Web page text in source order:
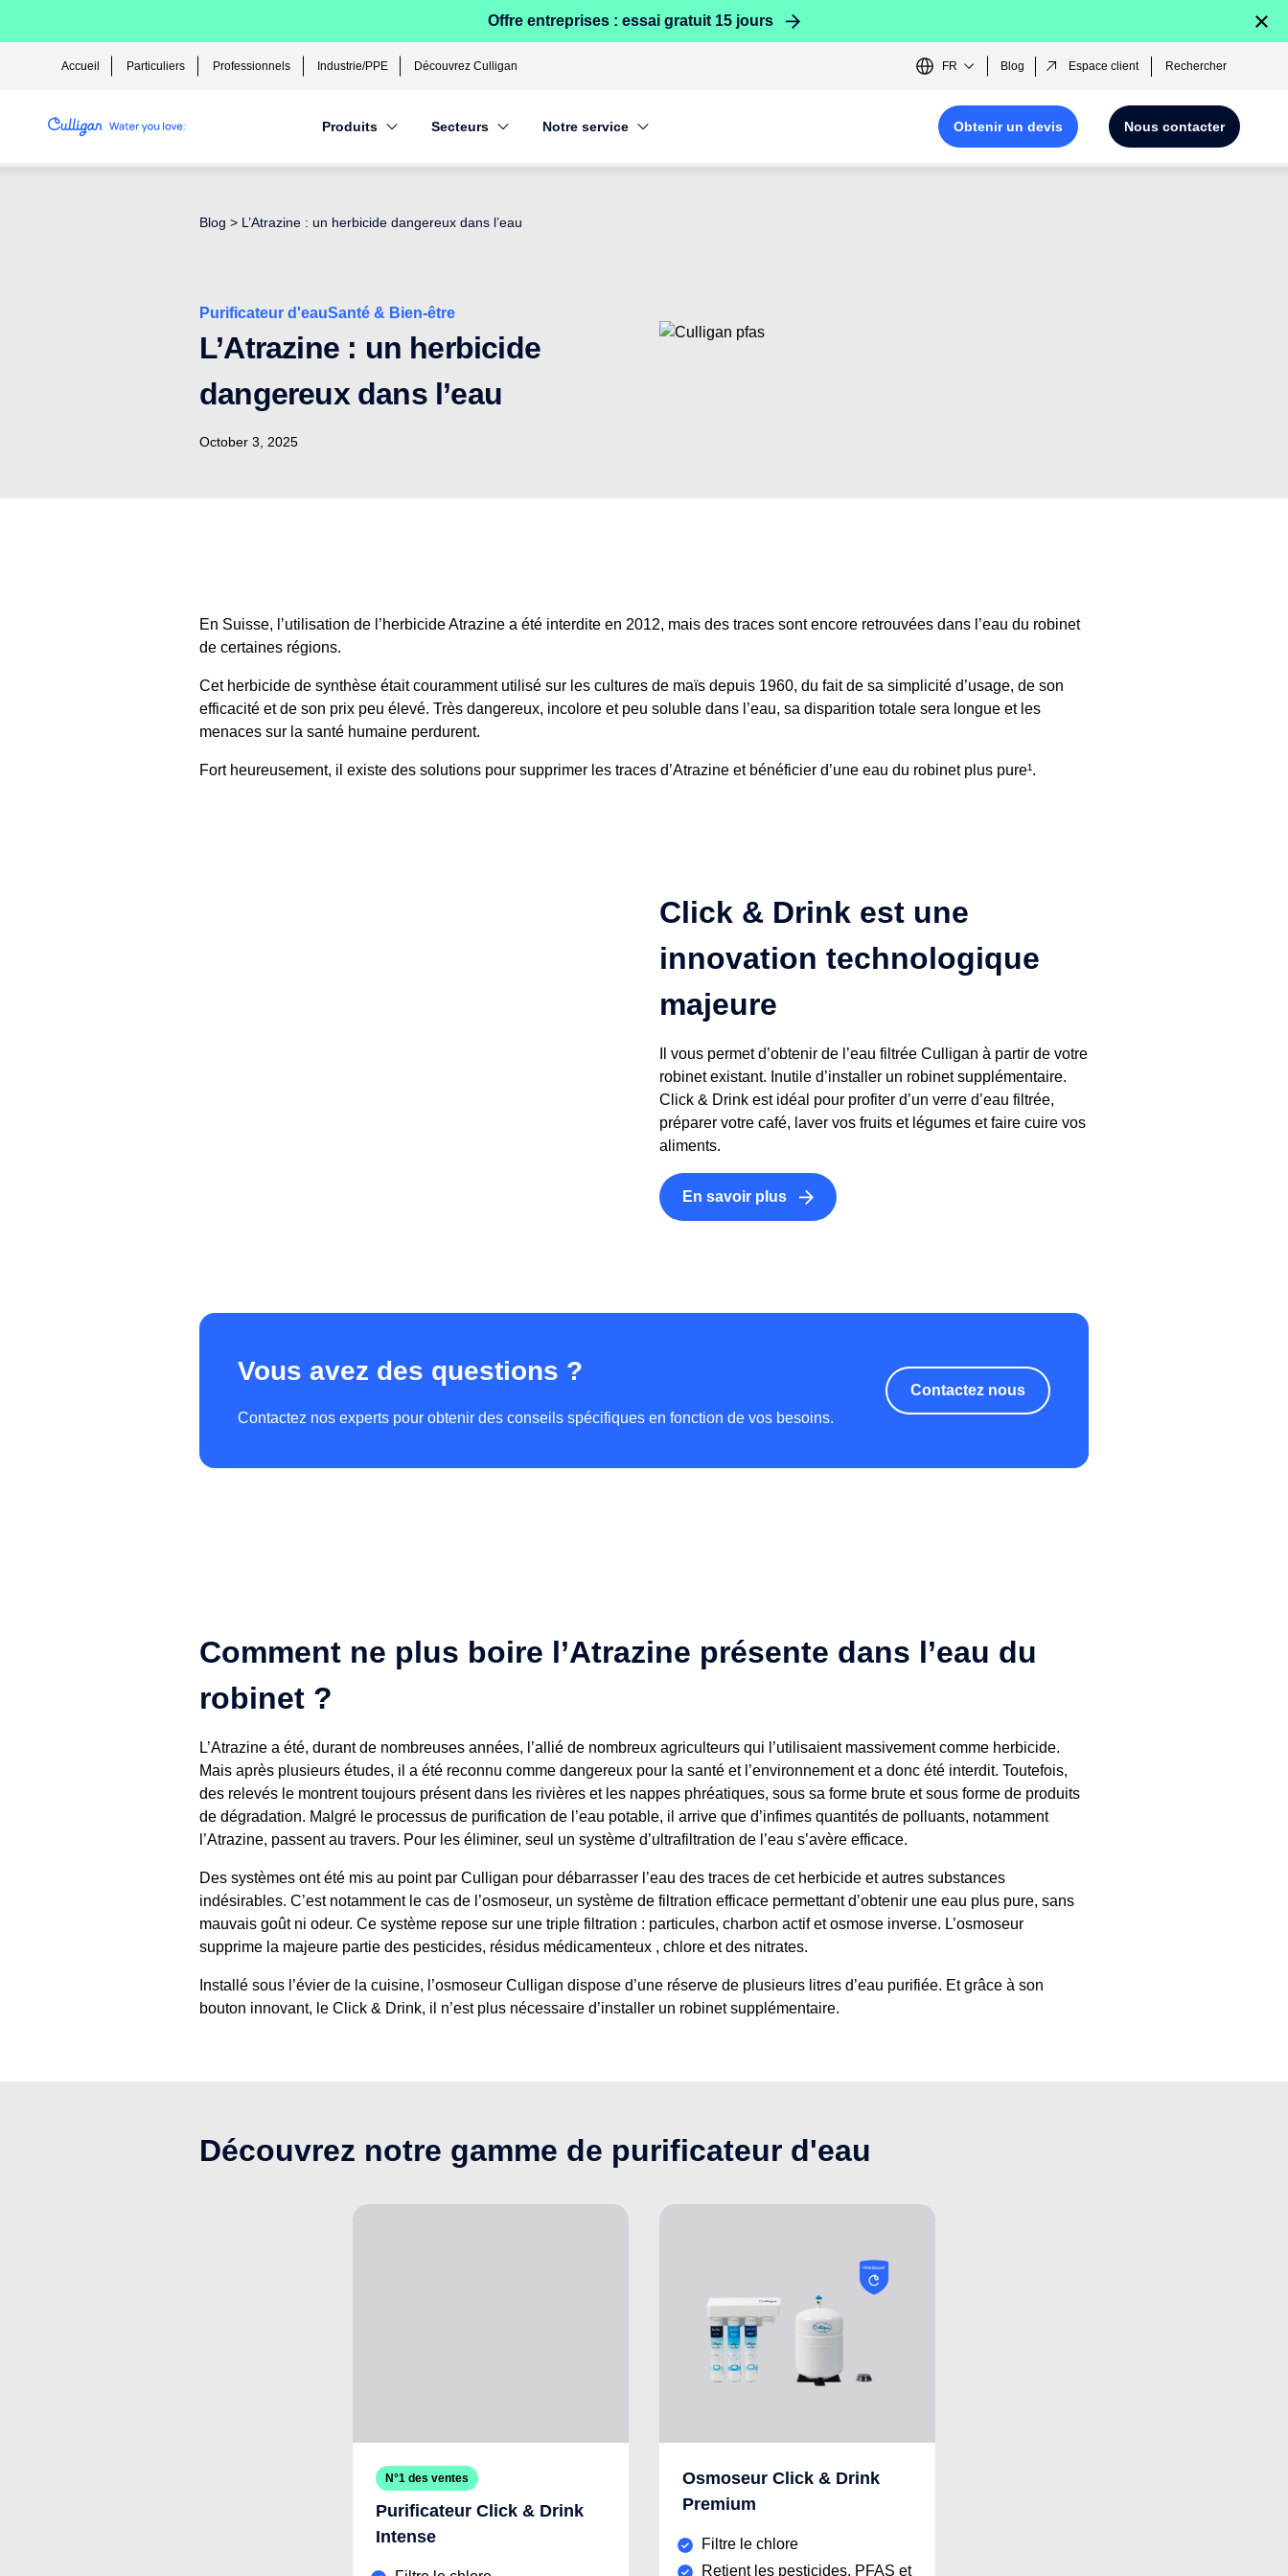
Offre entreprises : essai gratuit 15 jours ×
Accueil Particuliers Professionnels Industrie/PPE Découvrez Culligan FR Blog Espace client Rechercher
Produits Secteurs Notre service Obtenir un devis Nous contacter
Blog > L’Atrazine : un herbicide dangereux dans l’eau
Purificateur d'eauSanté & Bien-être
L’Atrazine : un herbicide
dangereux dans l’eau
October 3, 2025
En Suisse, l’utilisation de l’herbicide Atrazine a été interdite en 2012, mais des traces sont encore retrouvées dans l’eau du robinet
de certaines régions.
Cet herbicide de synthèse était couramment utilisé sur les cultures de maïs depuis 1960, du fait de sa simplicité d’usage, de son
efficacité et de son prix peu élevé. Très dangereux, incolore et peu soluble dans l’eau, sa disparition totale sera longue et les
menaces sur la santé humaine perdurent.
Fort heureusement, il existe des solutions pour supprimer les traces d’Atrazine et bénéficier d’une eau du robinet plus pure¹.
Click & Drink est une
innovation technologique
majeure
Il vous permet d’obtenir de l’eau filtrée Culligan à partir de votre
robinet existant. Inutile d’installer un robinet supplémentaire.
Click & Drink est idéal pour profiter d’un verre d’eau filtrée,
préparer votre café, laver vos fruits et légumes et faire cuire vos
aliments.
En savoir plus
Vous avez des questions ?
Contactez nos experts pour obtenir des conseils spécifiques en fonction de vos besoins.
Contactez nous
Comment ne plus boire l’Atrazine présente dans l’eau du
robinet ?
L’Atrazine a été, durant de nombreuses années, l’allié de nombreux agriculteurs qui l’utilisaient massivement comme herbicide.
Mais après plusieurs études, il a été reconnu comme dangereux pour la santé et l’environnement et a donc été interdit. Toutefois,
des relevés le montrent toujours présent dans les rivières et les nappes phréatiques, sous sa forme brute et sous forme de produits
de dégradation. Malgré le processus de purification de l’eau potable, il arrive que d’infimes quantités de polluants, notamment
l’Atrazine, passent au travers. Pour les éliminer, seul un système d’ultrafiltration de l’eau s’avère efficace.
Des systèmes ont été mis au point par Culligan pour débarrasser l’eau des traces de cet herbicide et autres substances
indésirables. C’est notamment le cas de l’osmoseur, un système de filtration efficace permettant d’obtenir une eau plus pure, sans
mauvais goût ni odeur. Ce système repose sur une triple filtration : particules, charbon actif et osmose inverse. L’osmoseur
supprime la majeure partie des pesticides, résidus médicamenteux , chlore et des nitrates.
Installé sous l’évier de la cuisine, l’osmoseur Culligan dispose d’une réserve de plusieurs litres d’eau purifiée. Et grâce à son
bouton innovant, le Click & Drink, il n’est plus nécessaire d’installer un robinet supplémentaire.
Découvrez notre gamme de purificateur d'eau
N°1 des ventes
Purificateur Click & Drink
Intense
Osmoseur Click & Drink
Premium
Filtre le chlore
Retient les pesticides, PFAS et